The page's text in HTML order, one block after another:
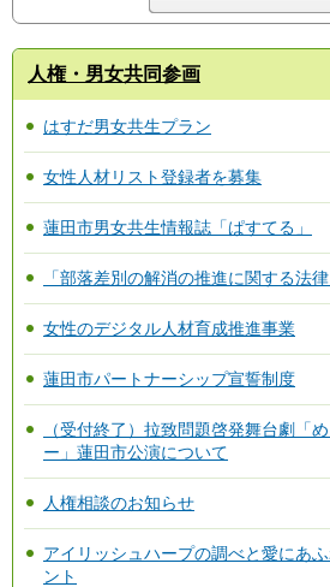
人権・男女共同参画
はすだ男女共生プラン
女性人材リスト登録者を募集
蓮田市男女共生情報誌「ぱすてる」
「部落差別の解消の推進に関する法
女性のデジタル人材育成推進事業
蓮田市パートナーシップ宣誓制度
（受付終了）拉致問題啓発舞台劇「
ー」蓮田市公演について
人権相談のお知らせ
アイリッシュハープの調べと愛にあ
ント